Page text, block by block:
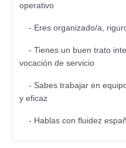
operativo
- Eres organizado/a,
- Tienes un buen trato
vocación de servicio
- Sabes trabajar en
y eficaz
- Hablas con fluidez